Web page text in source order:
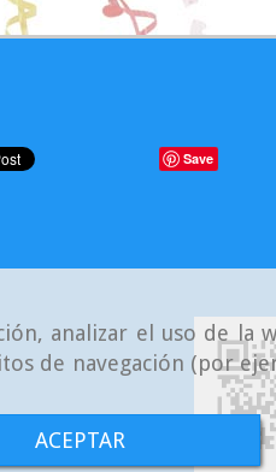
analizar el uso de la
de navegación (por
ACEPTAR
Save